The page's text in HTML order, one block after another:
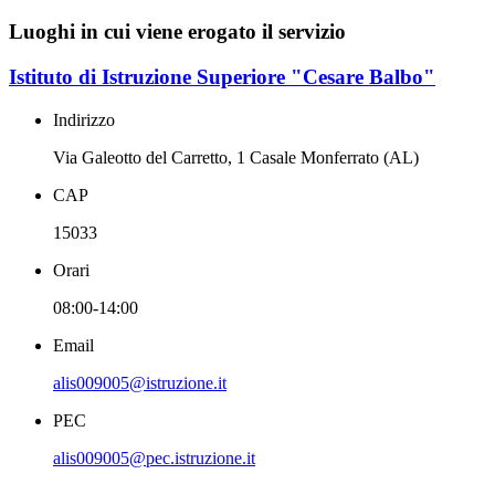
Luoghi in cui viene erogato il servizio
Istituto di Istruzione Superiore "Cesare Balbo"
Indirizzo
Via Galeotto del Carretto, 1 Casale Monferrato (AL)
CAP
15033
Orari
08:00-14:00
Email
alis009005@istruzione.it
PEC
alis009005@pec.istruzione.it